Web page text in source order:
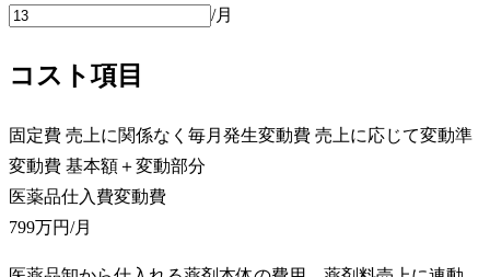
/月
コスト項目
固定費 売上に関係なく毎月発生変動費 売上に応じて変動準
変動費 基本額＋変動部分
医薬品仕入費変動費
799万円/月